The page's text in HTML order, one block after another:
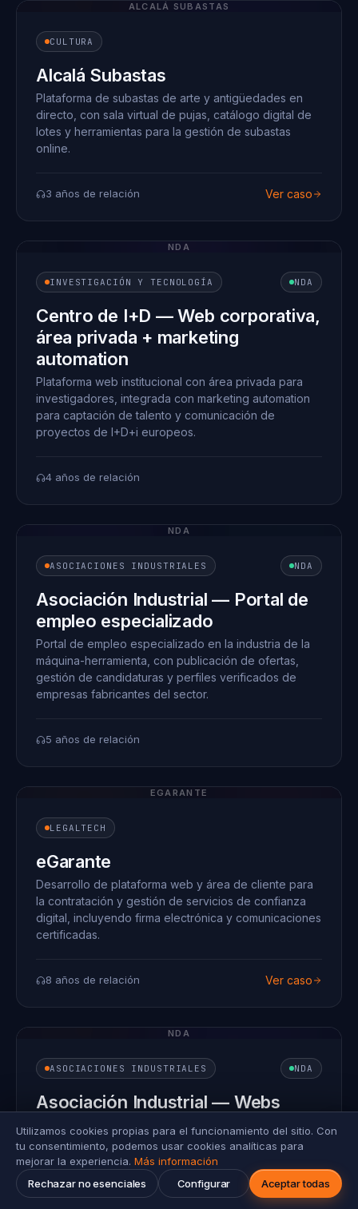
943 312 516
info@factorideas.com
ALCALÁ SUBASTAS
CULTURA
Alcalá Subastas
Plataforma de subastas de arte y antigüedades en
directo, con sala virtual de pujas, catálogo digital de
lotes y herramientas para la gestión de subastas
online.
3 años de relación Ver caso
NDA
INVESTIGACIÓN Y TECNOLOGÍA NDA
Centro de I+D — Web corporativa,
área privada + marketing
automation
Plataforma web institucional con área privada para
investigadores, integrada con marketing automation
para captación de talento y comunicación de
proyectos de I+D+i europeos.
4 años de relación
NDA
ASOCIACIONES INDUSTRIALES NDA
Asociación Industrial — Portal de
empleo especializado
Portal de empleo especializado en la industria de la
máquina-herramienta, con publicación de ofertas,
gestión de candidaturas y perfiles verificados de
empresas fabricantes del sector.
5 años de relación
EGARANTE
LEGALTECH
eGarante
Desarrollo de plataforma web y área de cliente para
la contratación y gestión de servicios de confianza
digital, incluyendo firma electrónica y comunicaciones
certificadas.
8 años de relación Ver caso
NDA
ASOCIACIONES INDUSTRIALES NDA
Asociación Industrial — Webs
corporativas + marketing
automation
Desarrollo y mantenimiento del ecosistema digital de
una asociación industrial de referencia nacional, con
webs corporativas interconectadas e integración de
Utilizamos cookies propias para el funcionamiento del sitio. Con
tu consentimiento, podemos usar cookies analíticas para
mejorar la experiencia. Más información
Rechazar no esenciales
Configurar Aceptar todas